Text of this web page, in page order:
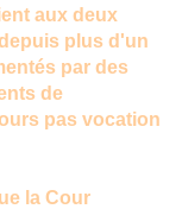
aux deux
plus d'un
par des
de
pas vocation
la Cour